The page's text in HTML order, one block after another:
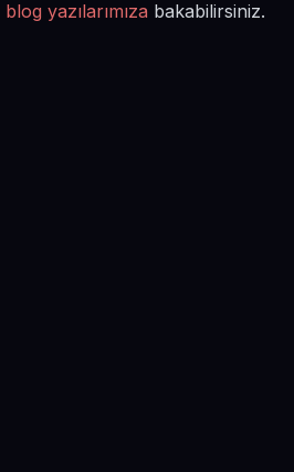
blog yazılarımıza bakabilirsiniz.